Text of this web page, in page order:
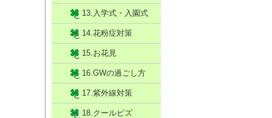
13.入学式・入園式
14.花粉症対策
15.お花見
16.GWの過ごし方
17.紫外線対策
18.クールビズ